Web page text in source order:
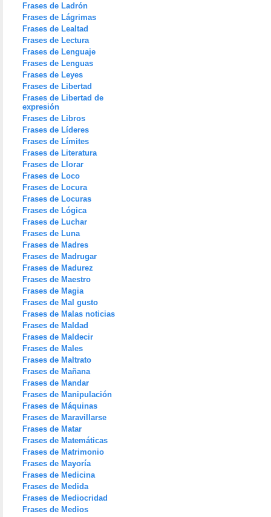
Frases de Ladrón
Frases de Lágrimas
Frases de Lealtad
Frases de Lectura
Frases de Lenguaje
Frases de Lenguas
Frases de Leyes
Frases de Libertad
Frases de Libertad de
expresión
Frases de Libros
Frases de Líderes
Frases de Límites
Frases de Literatura
Frases de Llorar
Frases de Loco
Frases de Locura
Frases de Locuras
Frases de Lógica
Frases de Luchar
Frases de Luna
Frases de Madres
Frases de Madrugar
Frases de Madurez
Frases de Maestro
Frases de Magia
Frases de Mal gusto
Frases de Malas noticias
Frases de Maldad
Frases de Maldecir
Frases de Males
Frases de Maltrato
Frases de Mañana
Frases de Mandar
Frases de Manipulación
Frases de Máquinas
Frases de Maravillarse
Frases de Matar
Frases de Matemáticas
Frases de Matrimonio
Frases de Mayoría
Frases de Medicina
Frases de Medida
Frases de Mediocridad
Frases de Medios